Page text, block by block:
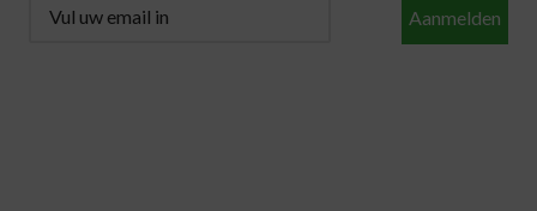
Aanmelden